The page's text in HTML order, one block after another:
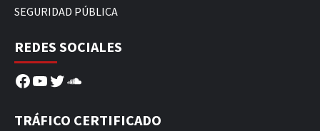
SEGURIDAD PÚBLICA
REDES SOCIALES
Facebook
YouTube
Twitter
SoundCloud
TRÁFICO CERTIFICADO